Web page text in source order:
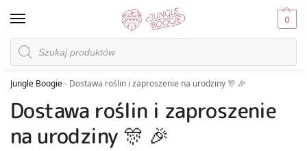
0
Jungle Boogie- Dostawa roślin i zaproszenie na urodziny 🎊 🎉
Dostawa roślin i zaproszenie
na urodziny 🎊 🎉